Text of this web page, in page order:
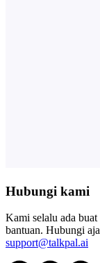
Hubungi kami
Kami selalu ada
bantuan. Hubungi
support@talkpal.ai